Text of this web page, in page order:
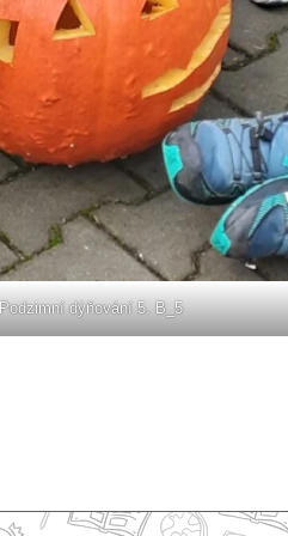
Podzimní dýňování 5. B_5